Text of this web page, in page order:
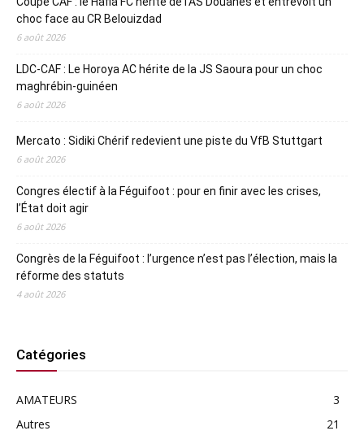
choc face au CR Belouizdad
6 août 2026
LDC-CAF : Le Horoya AC hérite de la JS Saoura pour un choc
maghrébin-guinéen
6 août 2026
Mercato : Sidiki Chérif redevient une piste du VfB Stuttgart
6 août 2026
Congres électif à la Féguifoot : pour en finir avec les crises,
l’État doit agir
6 août 2026
Congrès de la Féguifoot : l’urgence n’est pas l’élection, mais la
réforme des statuts
4 août 2026
Catégories
AMATEURS
3
Autres
21